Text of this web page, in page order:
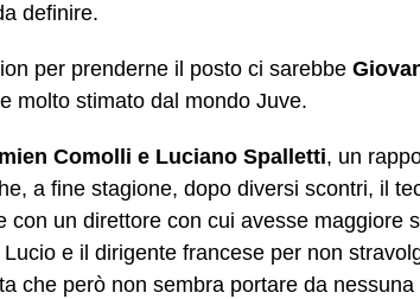
definire.
per prenderne il posto ci sarebbe
molto stimato dal mondo Juve.
Comolli e Luciano Spalletti, un
a fine stagione, dopo diversi scontri, il
con un direttore con cui avesse maggiore
e il dirigente francese per non
che però non sembra portare da